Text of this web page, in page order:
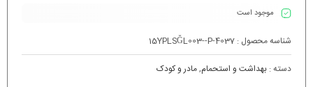
موجود است
شناسه محصول : 15YPLSĞL003--P-4037
دسته : بهداشت و استحمام,مادر و کودک